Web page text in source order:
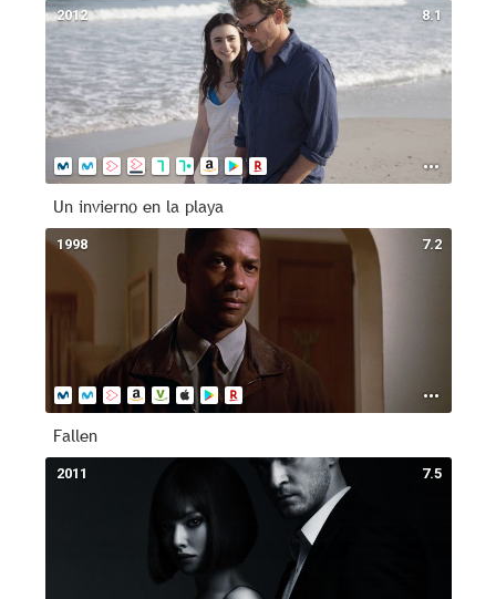
8.1
2012
Un invierno en la playa
7.2
1998
Fallen
7.5
2011